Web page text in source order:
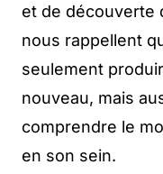
et de découverte
nous rappellent
seulement
nouveau, mais
comprendre le
en son sein.